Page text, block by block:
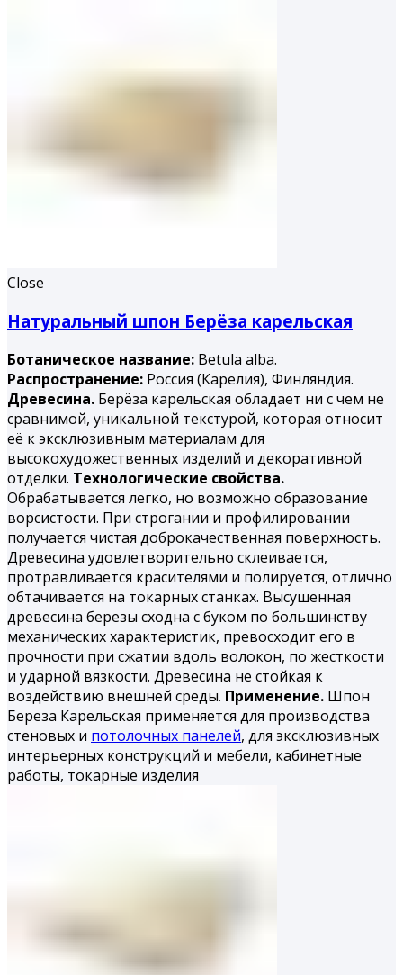
Close
Натуральный шпон Берёза карельская
Ботаническое название: Betula alba.
Распространение: Россия (Карелия), Финляндия.
Древесина. Берёза карельская обладает ни с чем не
сравнимой, уникальной текстурой, которая относит
её к эксклюзивным материалам для
высокохудожественных изделий и декоративной
отделки. Технологические свойства.
Обрабатывается легко, но воз­можно образование
ворсистости. При строгании и профилиро­вании
получается чистая доброкачественная поверхность.
Дре­весина удовлетворительно склеивается,
протравливается кра­сителями и полируется, отлично
обтачивается на токарных станках. Высушенная
древесина березы сходна с буком по большинству
механических характеристик, превосходит его в
прочности при сжатии вдоль волокон, по жесткости
и удар­ной вязкости. Древесина не стойкая к
воздействию внешней среды. Применение. Шпон
Береза Карельская применяется для производства
стеновых и потолочных панелей, для эксклюзивных
интерьерных конструкций и мебели, кабинетные
работы, токарные из­делия